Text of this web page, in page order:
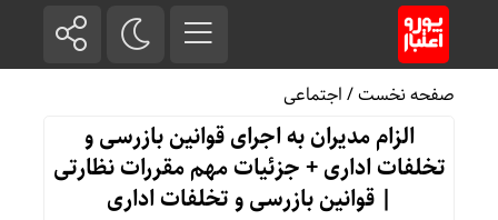
صفحه نخست/اجتماعی
الزام مدیران به اجرای قوانین بازرسی و
تخلفات اداری + جزئیات مهم مقررات نظارتی
| قوانین بازرسی و تخلفات اداری